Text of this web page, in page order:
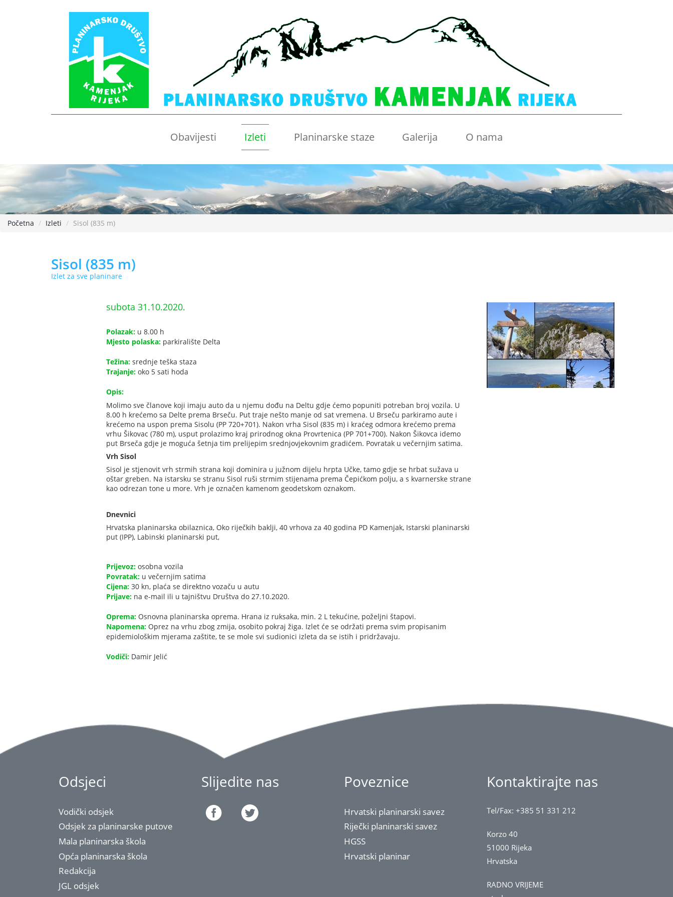
Obavijesti Izleti Planinarske staze Galerija O nama
Početna Izleti Sisol (835 m)
Sisol (835 m)
Izlet za sve planinare
subota 31.10.2020.
Polazak: u 8.00 h
Mjesto polaska: parkiralište Delta
Težina: srednje teška staza
Trajanje: oko 5 sati hoda
Opis:
Molimo sve članove koji imaju auto da u njemu dođu na Deltu gdje ćemo popuniti potreban broj vozila. U
8.00 h krećemo sa Delte prema Brseču. Put traje nešto manje od sat vremena. U Brseču parkiramo aute i
krećemo na uspon prema Sisolu (PP 720+701). Nakon vrha Sisol (835 m) i kraćeg odmora krećemo prema
vrhu Šikovac (780 m), usput prolazimo kraj prirodnog okna Provrtenica (PP 701+700). Nakon Šikovca idemo
put Brseča gdje je moguća šetnja tim prelijepim srednjovjekovnim gradićem. Povratak u večernjim satima.
Vrh Sisol
Sisol je stjenovit vrh strmih strana koji dominira u južnom dijelu hrpta Učke, tamo gdje se hrbat sužava u
oštar greben. Na istarsku se stranu Sisol ruši strmim stijenama prema Čepićkom polju, a s kvarnerske strane
kao odrezan tone u more. Vrh je označen kamenom geodetskom oznakom.
Dnevnici
Hrvatska planinarska obilaznica, Oko riječkih baklji, 40 vrhova za 40 godina PD Kamenjak, Istarski planinarski
put (IPP), Labinski planinarski put,
Prijevoz: osobna vozila
Povratak: u večernjim satima
Cijena: 30 kn, plaća se direktno vozaču u autu
Prijave: na e-mail ili u tajništvu Društva do 27.10.2020.
Oprema: Osnovna planinarska oprema. Hrana iz ruksaka, min. 2 L tekućine, poželjni štapovi.
Napomena: Oprez na vrhu zbog zmija, osobito pokraj žiga. Izlet će se održati prema svim propisanim
epidemiološkim mjerama zaštite, te se mole svi sudionici izleta da se istih i pridržavaju.
Vodiči: Damir Jelić
Odsjeci
Vodički odsjek
Odsjek za planinarske putove
Mala planinarska škola
Opća planinarska škola
Redakcija
JGL odsjek
Slijedite nas Poveznice
Hrvatski planinarski savez
Riječki planinarski savez
HGSS
Hrvatski planinar
Kontaktirajte nas
Tel/Fax: +385 51 331 212
Korzo 40
51000 Rijeka
Hrvatska
RADNO VRIJEME